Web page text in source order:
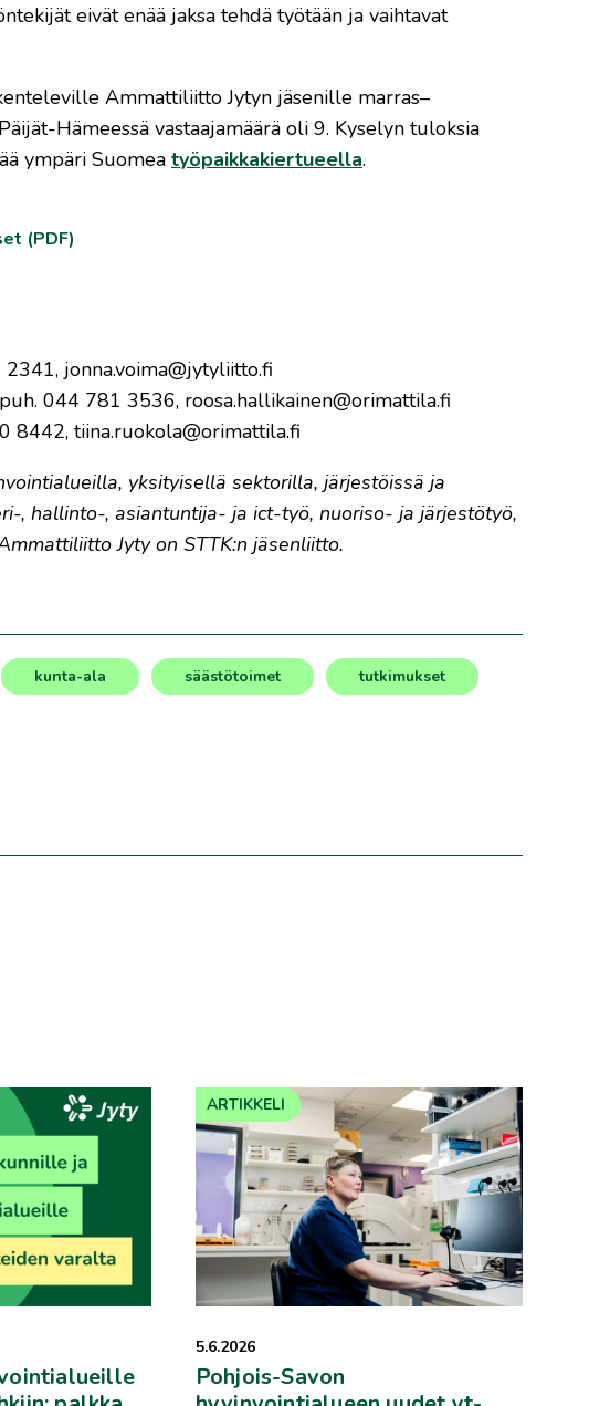
eivät enää jaksa tehdä työtään ja vaihtavat
Ammattiliitto Jytyn jäsenille marras–
Hämeessä vastaajamäärä oli 9. Kyselyn tuloksia
ympäri Suomea työpaikkakiertueella.
(PDF)
jonna.voima@jytyliitto.fi
044 781 3536, roosa.hallikainen@orimattila.fi
8442, tiina.ruokola@orimattila.fi
yksityisellä sektorilla, järjestöissä ja
, hallinto-, asiantuntija- ja ict-työ, nuoriso- ja järjestötyö,
Jyty on STTK:n jäsenliitto.
kunta-ala säästötoimet tutkimukset
5.6.2026
Pohjois-Savon
ARTIKKELI